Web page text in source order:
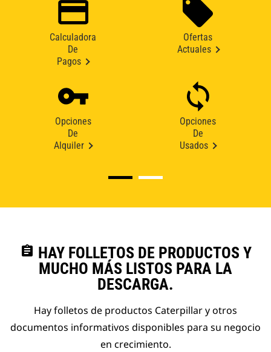
Calculadora
De
Pagos
Ofertas
Actuales
Opciones
De
Alquiler
Opciones
De
Usados
assignment HAY FOLLETOS DE PRODUCTOS Y
MUCHO MÁS LISTOS PARA LA
DESCARGA.
Hay folletos de productos Caterpillar y otros
documentos informativos disponibles para su negocio
en crecimiento.